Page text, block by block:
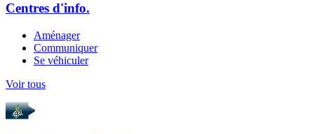
Centres d'info.
Aménager
Communiquer
Se véhiculer
Voir tous